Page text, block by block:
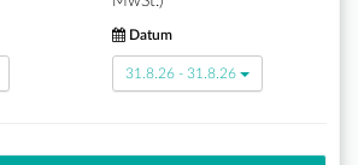
Datum
31.8.26 - 31.8.26